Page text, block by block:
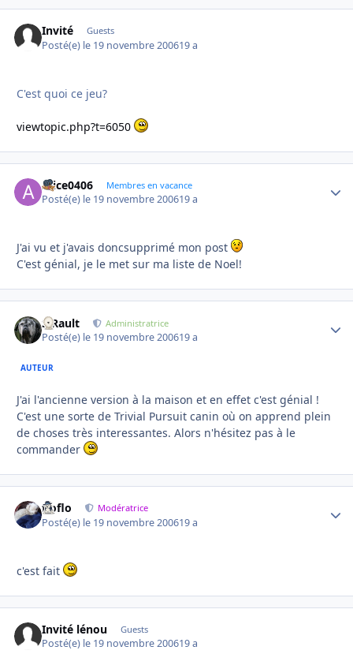
Invité Guests
Posté(e) le 19 novembre 200619 a
C'est quoi ce jeu?
viewtopic.php?t=6050
Alice0406 Membres en vacance
Posté(e) le 19 novembre 200619 a
J'ai vu et j'avais doncsupprimé mon post
C'est génial, je le met sur ma liste de Noel!
S.Rault Administratrice
Posté(e) le 19 novembre 200619 a
AUTEUR
J'ai l'ancienne version à la maison et en effet c'est génial !
C'est une sorte de Trivial Pursuit canin où on apprend plein
de choses très interessantes. Alors n'hésitez pas à le
commander
floflo Modératrice
Posté(e) le 19 novembre 200619 a
c'est fait
Invité lénou Guests
Posté(e) le 19 novembre 200619 a